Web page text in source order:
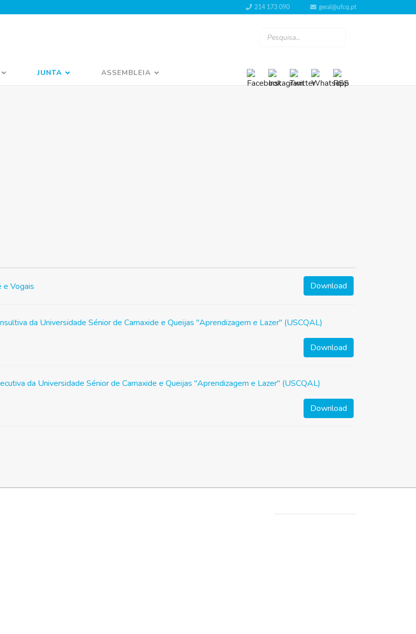
214 173 090 geral@ufcq.pt
JUNTA ASSEMBLEIA
Vogais Download
da Universidade Sénior de Carnaxide e Queijas "Aprendizagem e Lazer" (USCQAL)
Download
da Universidade Sénior de Carnaxide e Queijas "Aprendizagem e Lazer" (USCQAL)
Download